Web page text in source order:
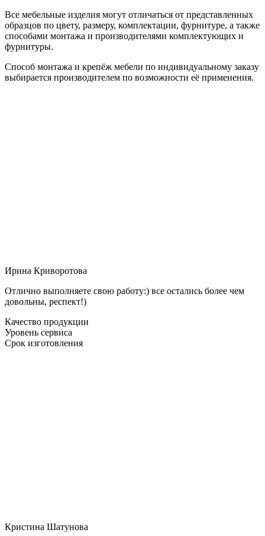
Все мебельные изделия могут отличаться от представленных
образцов по цвету, размеру, комплектации, фурнитуре, а также
способами монтажа и производителями комплектующих и
фурнитуры.
Способ монтажа и крепёж мебели по индивидуальному заказу
выбирается производителем по возможности её применения.
Ирина Криворотова
Отлично выполняете свою работу:) все остались более чем
довольны, респект!)
Качество продукции
Уровень сервиса
Срок изготовления
Кристина Шатунова